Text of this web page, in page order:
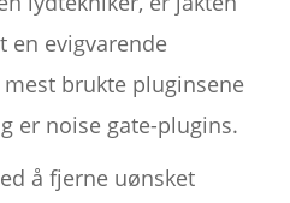
en evigvarende
brukte pluginsene
er noise gate-plugins.
å fjerne uønsket